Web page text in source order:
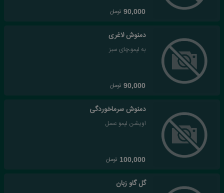
90,000 تومان
دمنوش لاغری
به لیمو،چای سبز
90,000 تومان
دمنوش سرماخوردگی
اویشن لیمو عسل
100,000 تومان
گل گاو زبان